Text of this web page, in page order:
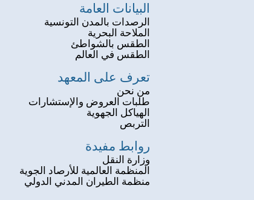
البيانات العامة
الرصدات بالمدن التونسية
الملاحة البحرية
الطقس بالشواطئ
الطقس في العالم
تعرف على المعهد
من نحن
طلبات العروض والإستشارات
الهياكل الجهوية
التربص
روابط مفيدة
وزارة النقل
المنظمة العالمية للأرصاد الجوية
منظمة الطيران المدني الدولي